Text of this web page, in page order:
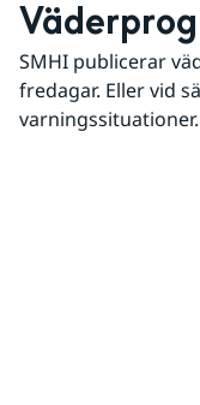
SMHI publicerar
fredagar. Eller vid
varningssituationer.